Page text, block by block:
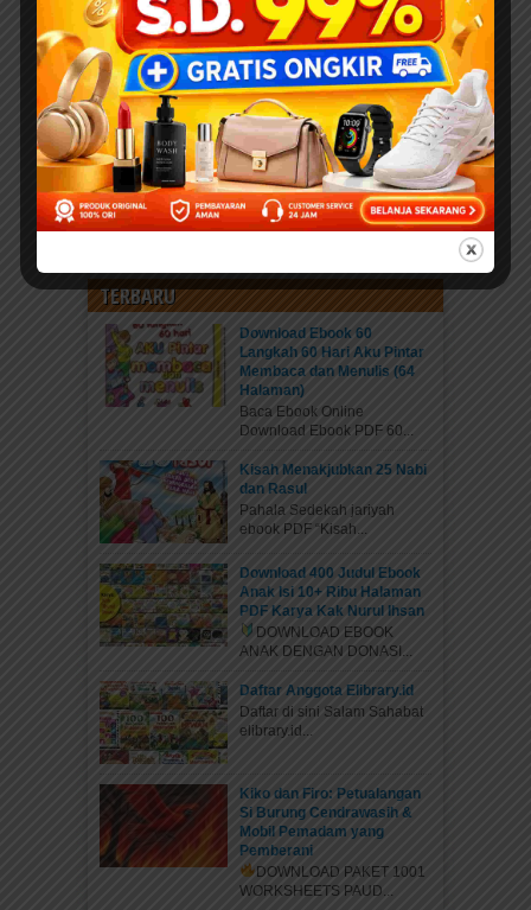
KATEGORI
Kategori
TERBARU
Download Ebook 60
Langkah 60 Hari Aku Pintar
Membaca dan Menulis (64
Halaman)
Baca Ebook Online
Download Ebook PDF 60...
Kisah Menakjubkan 25 Nabi
dan Rasul
Pahala Sedekah jariyah
ebook PDF “Kisah...
Download 400 Judul Ebook
Anak Isi 10+ Ribu Halaman
PDF Karya Kak Nurul Ihsan
DOWNLOAD EBOOK
ANAK DENGAN DONASI...
Daftar Anggota Elibrary.id
Daftar di sini Salam Sahabat
elibrary.id...
Kiko dan Firo: Petualangan
Si Burung Cendrawasih &
Mobil Pemadam yang
Pemberani
DOWNLOAD PAKET 1001
WORKSHEETS PAUD...